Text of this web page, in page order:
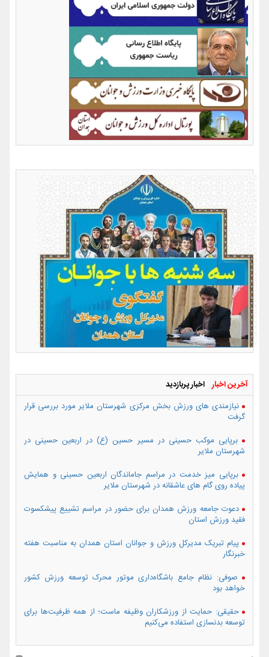
آخرین اخبار اخبار پربازدید
نیازمندی های ورزش بخش مرکزی شهرستان ملایر مورد بررسی قرار
گرفت
برپایی موکب حسینی در مسیر حسین (ع) در اربعین حسینی در
شهرستان ملایر
برپایی میز خدمت در مراسم جاماندگان اربعین حسینی و همایش
پیاده روی گام های عاشقانه در شهرستان ملایر
دعوت جامعه ورزش همدان برای حضور در مراسم تشییع پیشکسوت
فقید ورزش استان
پیام تبریک مدیرکل ورزش و جوانان استان همدان به مناسبت هفته
خبرنگار
صوفی: نظام جامع باشگاه‌داری موتور محرک توسعه ورزش کشور
خواهد بود
حقیقی: حمایت از ورزشکاران وظیفه ماست؛ از همه ظرفیت‌ها برای
توسعه بدنسازی استفاده می‌کنیم